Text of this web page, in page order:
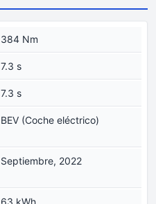
384 Nm
7.3 s
7.3 s
BEV (Coche eléctrico)
Septiembre, 2022
63 kWh